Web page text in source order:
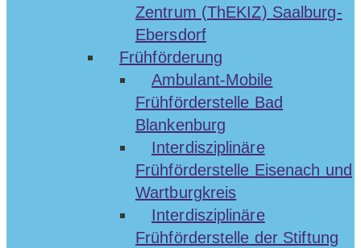
Zentrum (ThEKIZ) Saalburg-
Ebersdorf
Frühförderung
Ambulant-Mobile
Frühförderstelle Bad
Blankenburg
Interdisziplinäre
Frühförderstelle Eisenach und
Wartburgkreis
Interdisziplinäre
Frühförderstelle der Stiftung